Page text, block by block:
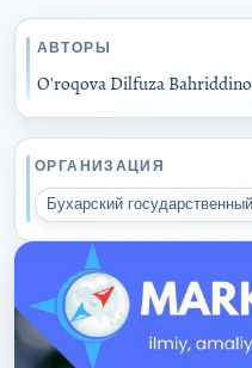
АВТОРЫ
O'roqova Dilfuza
ОРГАНИЗАЦИЯ
Бухарский